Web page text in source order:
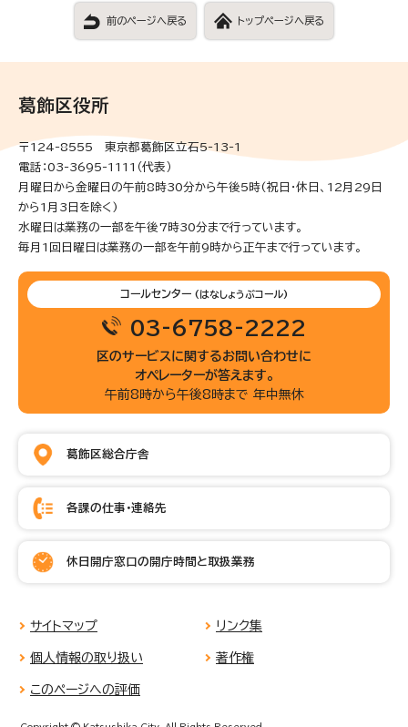
前のページへ戻る トップページへ戻る
葛飾区役所
〒124-8555 東京都葛飾区立石5-13-1
電話：03-3695-1111（代表）
月曜日から金曜日の午前8時30分から午後5時(祝日・休日、12月29日
から1月3日を除く)
水曜日は業務の一部を午後7時30分まで行っています。
毎月1回日曜日は業務の一部を午前9時から正午まで行っています。
コールセンター (はなしょうぶコール)
03-6758-2222
区のサービスに関するお問い合わせに
オペレーターが答えます。
午前8時から午後8時まで 年中無休
葛飾区総合庁舎
各課の仕事・連絡先
休日開庁窓口の開庁時間と取扱業務
サイトマップ リンク集
個人情報の取り扱い 著作権
このページへの評価